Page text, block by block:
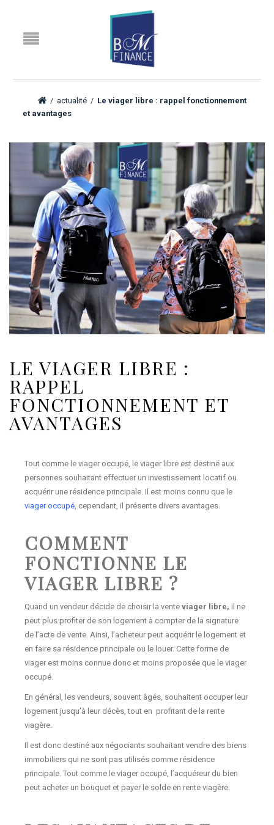
/ actualité / Le viager libre : rappel fonctionnement
et avantages
LE VIAGER LIBRE :
RAPPEL
FONCTIONNEMENT ET
AVANTAGES
Tout comme le viager occupé, le viager libre est destiné aux
personnes souhaitant effectuer un investissement locatif ou
acquérir une résidence principale. Il est moins connu que le
viager occupé , cependant, il présente divers avantages.
COMMENT
FONCTIONNE LE
VIAGER LIBRE ?
Quand un vendeur décide de choisir la venteviager libre, il ne
peut plus profiter de son logement à compter de la signature
de l’acte de vente. Ainsi, l’acheteur peut acquérir le logement et
en faire sa résidence principale ou le louer. Cette forme de
viager est moins connue donc et moins proposée que le viager
occupé.
En général, les vendeurs, souvent âgés, souhaitent occuper leur
logement jusqu’à leur décès, tout en profitant de la rente
viagère.
Il est donc destiné aux négociants souhaitant vendre des biens
immobiliers qui ne sont pas utilisés comme résidence
principale. Tout comme le viager occupé, l’acquéreur du bien
peut acheter un bouquet et payer le solde en rente viagère.